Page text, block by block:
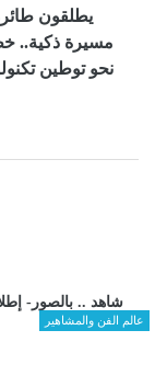
مسيرة ذكية..
نحو توطين
عالم الفن والمشاهير